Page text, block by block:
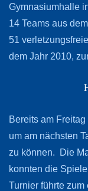
Gymnasiumhalle
14 Teams aus
51
dem Jahr 2010,
Bereits am
um am nächsten
zu können. Die
konnten die
Turnier führte zum